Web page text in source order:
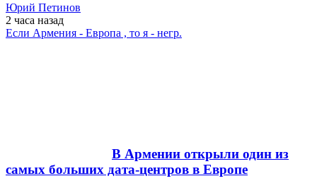
Юрий Петинов
2 часа назад
Если Армения - Европа , то я - негр.
В Армении открыли один из
самых больших дата-центров в Европе